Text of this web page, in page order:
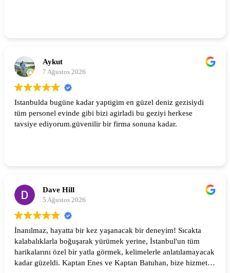
Aykut
7 Ağustos 2026
Istanbulda bugüne kadar yaptigim en güzel deniz gezisiydi
tüm personel evinde gibi bizi agirladi bu geziyi herkese
tavsiye ediyorum.güvenilir bir firma sonuna kadar.
Dave Hill
5 Ağustos 2026
İnanılmaz, hayatta bir kez yaşanacak bir deneyim! Sıcakta
kalabalıklarla boğuşarak yürümek yerine, İstanbul'un tüm
harikalarını özel bir yatla görmek, kelimelerle anlatılamayacak
kadar güzeldi. Kaptan Enes ve Kaptan Batuhan, bize hizmet